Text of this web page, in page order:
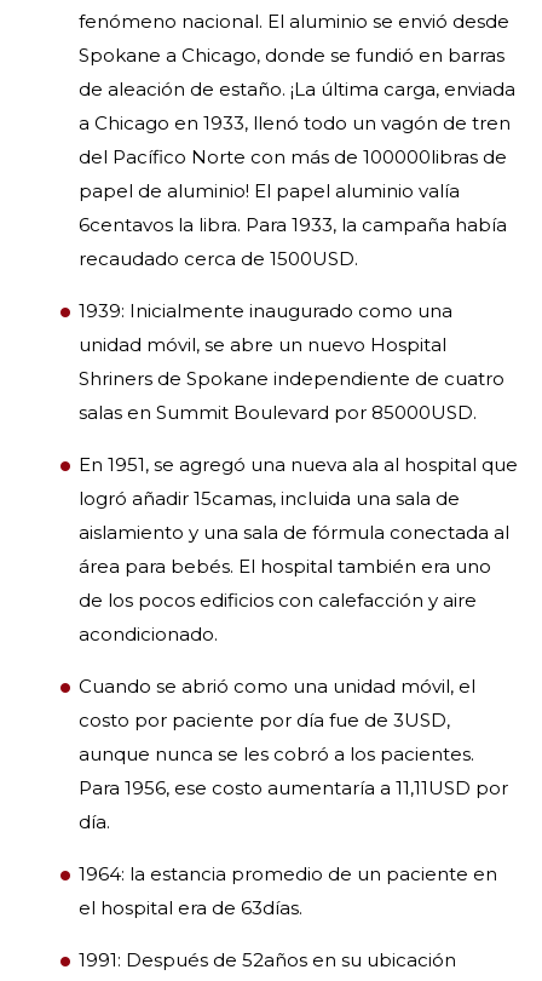
fenómeno nacional. El aluminio se envió desde
Spokane a Chicago, donde se fundió en barras
de aleación de estaño. ¡La última carga, enviada
a Chicago en 1933, llenó todo un vagón de tren
del Pacífico Norte con más de 100000libras de
papel de aluminio! El papel aluminio valía
6centavos la libra. Para 1933, la campaña había
recaudado cerca de 1500USD.
1939: Inicialmente inaugurado como una
unidad móvil, se abre un nuevo Hospital
Shriners de Spokane independiente de cuatro
salas en Summit Boulevard por 85000USD.
En 1951, se agregó una nueva ala al hospital que
logró añadir 15camas, incluida una sala de
aislamiento y una sala de fórmula conectada al
área para bebés. El hospital también era uno
de los pocos edificios con calefacción y aire
acondicionado.
Cuando se abrió como una unidad móvil, el
costo por paciente por día fue de 3USD,
aunque nunca se les cobró a los pacientes.
Para 1956, ese costo aumentaría a 11,11USD por
día.
1964: la estancia promedio de un paciente en
el hospital era de 63días.
1991: Después de 52años en su ubicación